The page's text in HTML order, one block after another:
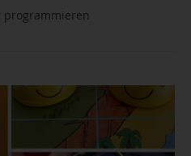
programmieren